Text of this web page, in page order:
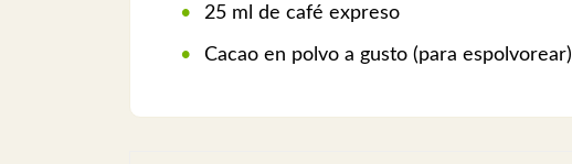
25 ml de café expreso
Cacao en polvo a gusto (para espolvorear)